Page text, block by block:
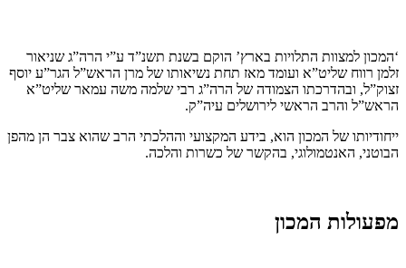
‘המכון למצוות התלויות בארץ’ הוקם בשנת תשנ”ד ע”י הרה”ג שניאור
זלמן רווח שליט”א ועומד מאז תחת נשיאותו של מרן הראש”ל הגר”ע יוסף
זצוק”ל, ובהדרכתו הצמודה של הרה”ג רבי שלמה משה עמאר שליט”א
הראש”ל והרב הראשי לירושלים עיה”ק.
ייחודיותו של המכון הוא, בידע המקצועי וההלכתי הרב שהוא צבר הן מהפן
הבוטני, האנטמולוגי, בהקשר של כשרות והלכה.
מפעולות המכון